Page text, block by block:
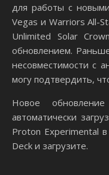
​​для работы с
Vegas и Warriors All-
Unlimited Solar
обновлением.
несовместимости с
могу подтвердить,
Новое
автоматически
Proton Experimental
Deck и загрузите.